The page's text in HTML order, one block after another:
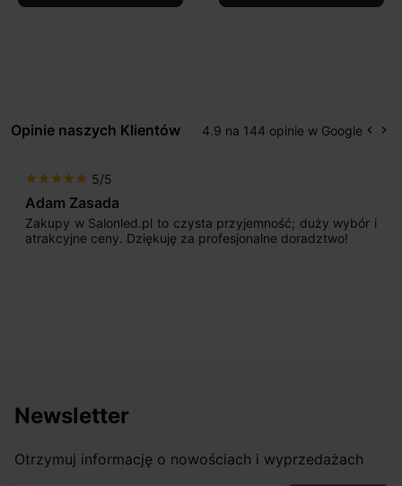
Opinie naszych Klientów 4.9 na 144 opinie w Google keyboard_arrow_left keyboard_arrow_right
star star star star star 5/5
Adam Zasada
Zakupy w Salonled.pl to czysta przyjemność; duży wybór i
atrakcyjne ceny. Dziękuję za profesjonalne doradztwo!
Newsletter
Otrzymuj informację o nowościach i wyprzedażach